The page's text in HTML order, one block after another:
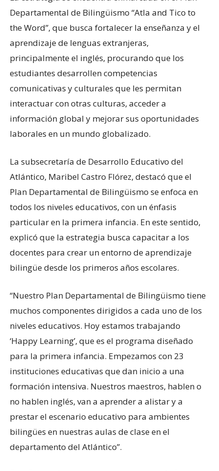
Departamental de Bilingüismo “Atla and Tico to
the Word”, que busca fortalecer la enseñanza y el
aprendizaje de lenguas extranjeras,
principalmente el inglés, procurando que los
estudiantes desarrollen competencias
comunicativas y culturales que les permitan
interactuar con otras culturas, acceder a
información global y mejorar sus oportunidades
laborales en un mundo globalizado.
La subsecretaría de Desarrollo Educativo del
Atlántico, Maribel Castro Flórez, destacó que el
Plan Departamental de Bilingüismo se enfoca en
todos los niveles educativos, con un énfasis
particular en la primera infancia. En este sentido,
explicó que la estrategia busca capacitar a los
docentes para crear un entorno de aprendizaje
bilingüe desde los primeros años escolares.
“Nuestro Plan Departamental de Bilingüismo tiene
muchos componentes dirigidos a cada uno de los
niveles educativos. Hoy estamos trabajando
‘Happy Learning’, que es el programa diseñado
para la primera infancia. Empezamos con 23
instituciones educativas que dan inicio a una
formación intensiva. Nuestros maestros, hablen o
no hablen inglés, van a aprender a alistar y a
prestar el escenario educativo para ambientes
bilingües en nuestras aulas de clase en el
departamento del Atlántico”.